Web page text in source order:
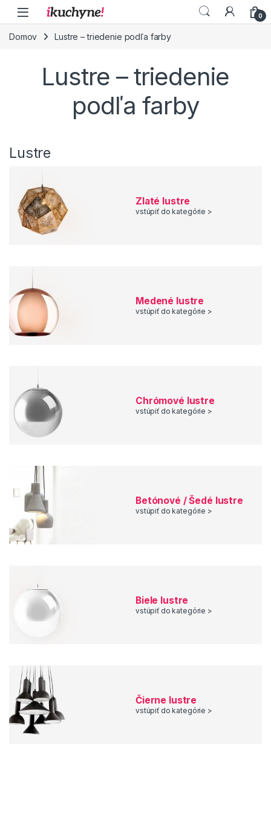
Skip to navigation
Skip to content
0
Domov Lustre – triedenie podľa farby
Lustre – triedenie
podľa farby
Lustre
Zlaté lustre
vstúpiť do kategórie >
Medené lustre
vstúpiť do kategórie >
Chrómové lustre
vstúpiť do kategórie >
Betónové / Šedé lustre
vstúpiť do kategórie >
Biele lustre
vstúpiť do kategórie >
Čierne lustre
vstúpiť do kategórie >